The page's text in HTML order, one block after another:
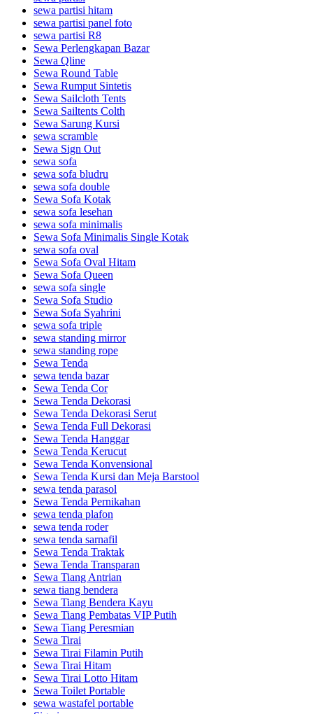
sewa partisi hitam
sewa partisi panel foto
sewa partisi R8
Sewa Perlengkapan Bazar
Sewa Qline
Sewa Round Table
Sewa Rumput Sintetis
Sewa Sailcloth Tents
Sewa Sailtents Colth
Sewa Sarung Kursi
sewa scramble
Sewa Sign Out
sewa sofa
sewa sofa bludru
sewa sofa double
Sewa Sofa Kotak
sewa sofa lesehan
sewa sofa minimalis
Sewa Sofa Minimalis Single Kotak
sewa sofa oval
Sewa Sofa Oval Hitam
Sewa Sofa Queen
sewa sofa single
Sewa Sofa Studio
Sewa Sofa Syahrini
sewa sofa triple
sewa standing mirror
sewa standing rope
Sewa Tenda
sewa tenda bazar
Sewa Tenda Cor
Sewa Tenda Dekorasi
Sewa Tenda Dekorasi Serut
Sewa Tenda Full Dekorasi
Sewa Tenda Hanggar
Sewa Tenda Kerucut
Sewa Tenda Konvensional
Sewa Tenda Kursi dan Meja Barstool
sewa tenda parasol
Sewa Tenda Pernikahan
sewa tenda plafon
sewa tenda roder
sewa tenda sarnafil
Sewa Tenda Traktak
Sewa Tenda Transparan
Sewa Tiang Antrian
sewa tiang bendera
Sewa Tiang Bendera Kayu
Sewa Tiang Pembatas VIP Putih
Sewa Tiang Peresmian
Sewa Tirai
Sewa Tirai Filamin Putih
Sewa Tirai Hitam
Sewa Tirai Lotto Hitam
Sewa Toilet Portable
sewa wastafel portable